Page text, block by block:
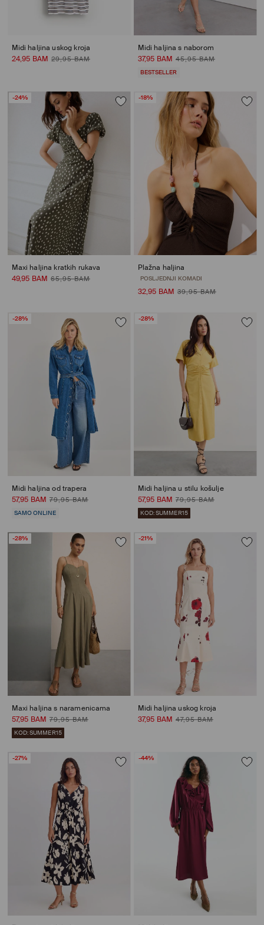
Midi haljina uskog kroja
24,95 BAM 29,95 BAM
Midi haljina s naborom
37,95 BAM 45,95 BAM
BESTSELLER
-24%
Maxi haljina kratkih rukava
49,95 BAM 65,95 BAM
-18%
Plažna haljina
POSLJEDNJI KOMADI
32,95 BAM 39,95 BAM
-28%
Midi haljina od trapera
57,95 BAM 79,95 BAM
SAMO ONLINE
-28%
Midi haljina u stilu košulje
57,95 BAM 79,95 BAM
KOD: SUMMER15
-28%
Maxi haljina s naramenicama
57,95 BAM 79,95 BAM
KOD: SUMMER15
-21%
Midi haljina uskog kroja
37,95 BAM 47,95 BAM
-27% -44%